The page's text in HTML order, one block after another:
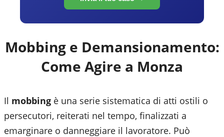
Mobbing e Demansionamento:
Come Agire a Monza
Il mobbing è una serie sistematica di atti ostili o
persecutori, reiterati nel tempo, finalizzati a
emarginare o danneggiare il lavoratore. Può